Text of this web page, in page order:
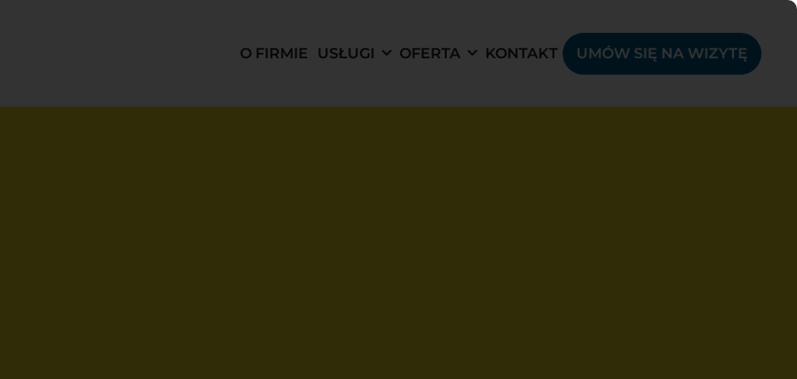
O FIRMIE USŁUGI OFERTA KONTAKT UMÓW SIĘ NA WIZYTĘ